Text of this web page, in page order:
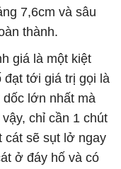
7,6cm và sâu
thành.
giá là một kiệt
đạt tới giá trị gọi là
lớn nhất mà
chỉ cần 1 chút
cát sẽ sụt lở ngay
ở đáy hố và có